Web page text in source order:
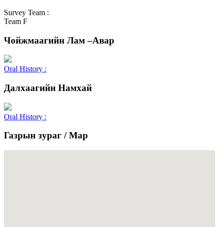
Survey Team :
Team F
Чойжмаагийн Лам –Авар
Oral History :
Далхаагийн Намхай
Oral History :
Газрын зураг / Map